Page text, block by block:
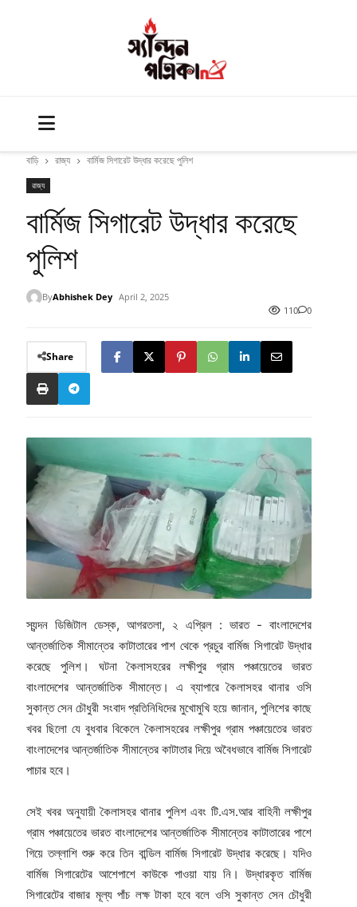
বাড়ি রাজ্য বার্মিজ সিগারেট উদ্ধার করেছে পুলিশ
রাজ্য
বার্মিজ সিগারেট উদ্ধার করেছে
পুলিশ
ByAbhishek Dey April 2, 2025
110
0
Share
স্যন্দন ডিজিটাল ডেস্ক, আগরতলা, ২ এপ্রিল : ভারত - বাংলাদেশের
আন্তর্জাতিক সীমান্তের কাটাতারের পাশ থেকে প্রচুর বার্মিজ সিগারেট উদ্ধার
করেছে পুলিশ। ঘটনা কৈলাসহরের লক্ষীপুর গ্রাম পঞ্চায়েতের ভারত
বাংলাদেশের আন্তর্জাতিক সীমান্তে। এ ব্যাপারে কৈলাসহর থানার ওসি
সুকান্ত সেন চৌধুরী সংবাদ প্রতিনিধিদের মুখোমুখি হয়ে জানান, পুলিশের কাছে
খবর ছিলো যে বুধবার বিকেলে কৈলাসহরের লক্ষীপুর গ্রাম পঞ্চায়েতের ভারত
বাংলাদেশের আন্তর্জাতিক সীমান্তের কাটাতার দিয়ে অবৈধভাবে বার্মিজ সিগারেট
পাচার হবে।
সেই খবর অনুযায়ী কৈলাসহর থানার পুলিশ এবং টি.এস.আর বাহিনী লক্ষীপুর
গ্রাম পঞ্চায়েতের ভারত বাংলাদেশের আন্তর্জাতিক সীমান্তের কাটাতারের পাশে
গিয়ে তল্লাশি শুরু করে তিন বান্ডিল বার্মিজ সিগারেট উদ্ধার করেছে। যদিও
বার্মিজ সিগারেটের আশেপাশে কাউকে পাওয়া যায় নি। উদ্ধারকৃত বার্মিজ
সিগারেটের বাজার মূল্য পাঁচ লক্ষ টাকা হবে বলে ওসি সুকান্ত সেন চৌধুরী